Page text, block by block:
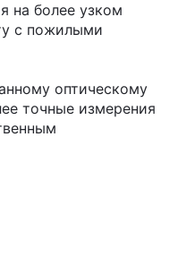
на более узком
с пожилыми
оптическому
точные измерения